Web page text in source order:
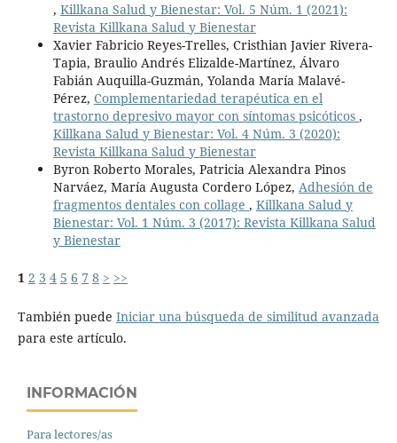
, Killkana Salud y Bienestar: Vol. 5 Núm. 1 (2021):
Revista Killkana Salud y Bienestar
Xavier Fabricio Reyes-Trelles, Cristhian Javier Rivera-
Tapia, Braulio Andrés Elizalde-Martínez, Álvaro
Fabián Auquilla-Guzmán, Yolanda María Malavé-
Pérez, Complementariedad terapéutica en el
trastorno depresivo mayor con síntomas psicóticos ,
Killkana Salud y Bienestar: Vol. 4 Núm. 3 (2020):
Revista Killkana Salud y Bienestar
Byron Roberto Morales, Patricia Alexandra Pinos
Narváez, María Augusta Cordero López, Adhesión de
fragmentos dentales con collage , Killkana Salud y
Bienestar: Vol. 1 Núm. 3 (2017): Revista Killkana Salud
y Bienestar
1 2 3 4 5 6 7 8 > >>
También puede Iniciar una búsqueda de similitud avanzada
para este artículo.
INFORMACIÓN
Para lectores/as